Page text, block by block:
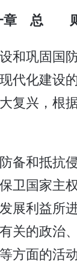
章 总
和巩固国
代化建设
复兴，根
备和抵抗
卫国家主
展利益所
关的政治
方面的活